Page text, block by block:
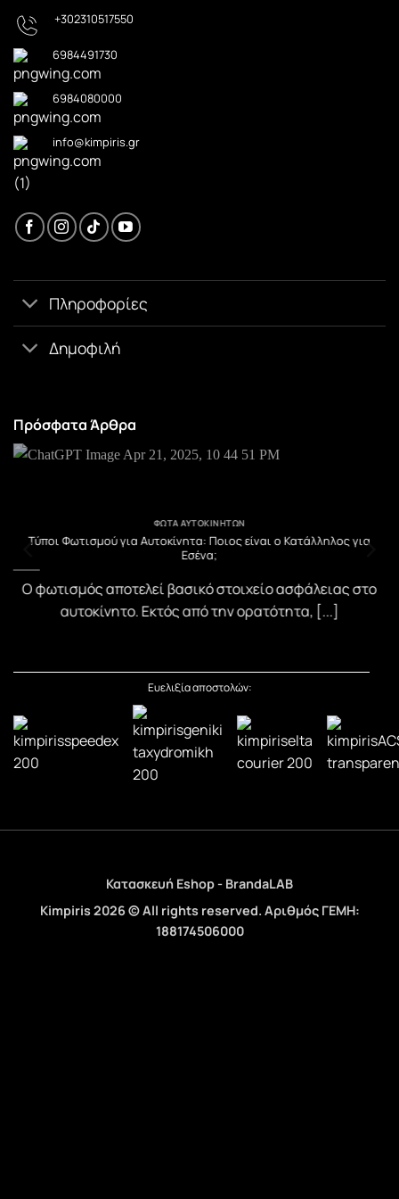
+302310517550
6984491730
6984080000
info@kimpiris.gr
Πληροφορίες
Δημοφιλή
Πρόσφατα Άρθρα
ΦΏΤΑ ΑΥΤΟΚΙΝΉΤΩΝ
Τύποι Φωτισμού για Αυτοκίνητα: Ποιος είναι ο Κατάλληλος για
Εσένα;
Ο φωτισμός αποτελεί βασικό στοιχείο ασφάλειας στο
αυτοκίνητο. Εκτός από την ορατότητα, [...]
Ευελιξία αποστολών:
Κατασκευή Eshop - BrandaLAB
Kimpiris 2026 © All rights reserved. Αριθμός ΓΕΜΗ:
188174506000